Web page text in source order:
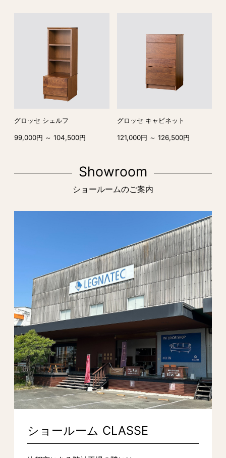
グロッセ シェルフ
99,000円 ～ 104,500円
グロッセ キャビネット
121,000円 ～ 126,500円
Showroom
ショールームのご案内
ショールーム CLASSE